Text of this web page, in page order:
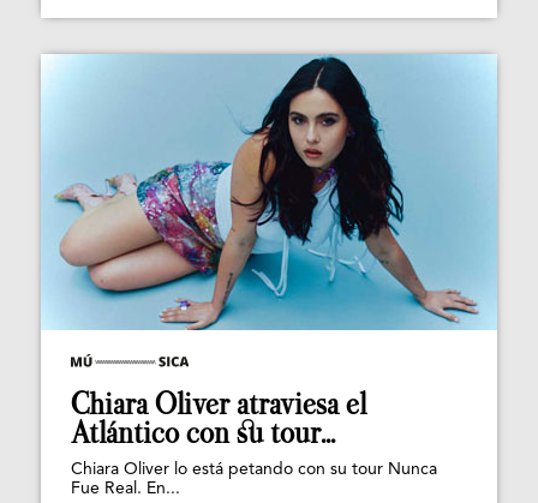
Chiara Oliver atraviesa el
Atlántico con su tour...
Chiara Oliver lo está petando con su tour Nunca
Fue Real. En...